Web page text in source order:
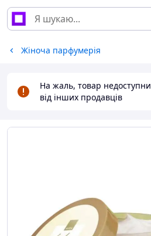
Жіноча парфумерія
На жаль, товар
від інших продавців